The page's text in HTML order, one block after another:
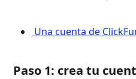
Una cuenta de
Paso 1: crea tu